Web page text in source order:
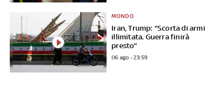
Iran, Trump: "Scorta di armi
illimitata. Guerra finirà
presto"
MONDO
06 ago - 23:59